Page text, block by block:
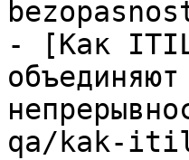
- [Как ITIL
qa/kak-